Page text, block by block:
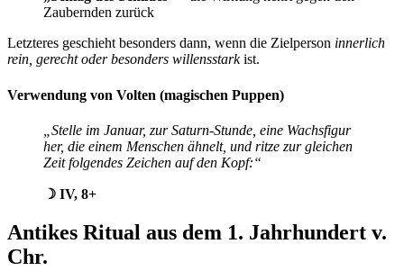
Zaubernden zurück
Letzteres geschieht besonders dann, wenn die Zielperson innerlich
rein, gerecht oder besonders willensstarkist.
Verwendung von Volten (magischen Puppen)
„Stelle im Januar, zur Saturn-Stunde, eine Wachsfigur
her, die einem Menschen ähnelt, und ritze zur gleichen
Zeit folgendes Zeichen auf den Kopf:“
☽ IV, 8+
Antikes Ritual aus dem 1. Jahrhundert v.
Chr.